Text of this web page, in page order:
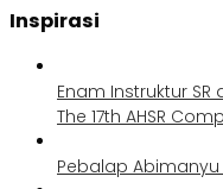
Inspirasi
Enam Instruktur SR
The 17th AHSR
Pebalap Abimanyu